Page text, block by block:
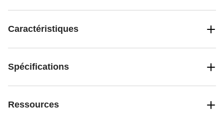
Caractéristiques
Spécifications
Ressources